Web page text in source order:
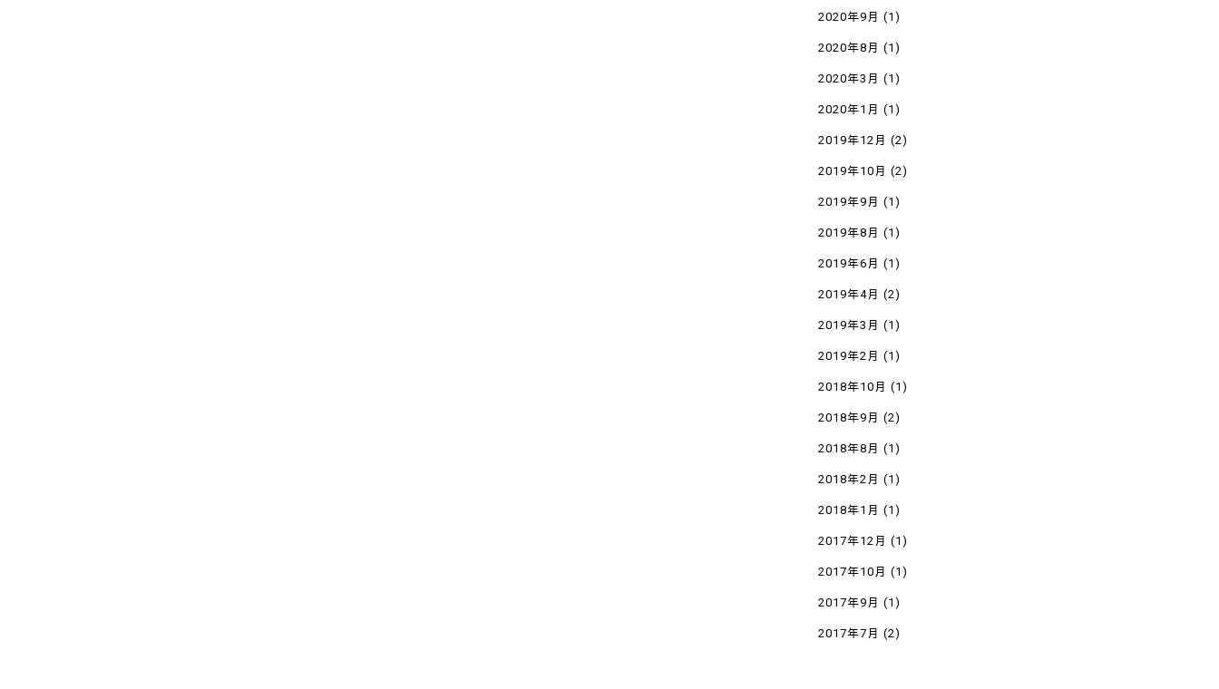
2020年9月 (1)
2020年8月 (1)
2020年3月 (1)
2020年1月 (1)
2019年12月 (2)
2019年10月 (2)
2019年9月 (1)
2019年8月 (1)
2019年6月 (1)
2019年4月 (2)
2019年3月 (1)
2019年2月 (1)
2018年10月 (1)
2018年9月 (2)
2018年8月 (1)
2018年2月 (1)
2018年1月 (1)
2017年12月 (1)
2017年10月 (1)
2017年9月 (1)
2017年7月 (2)